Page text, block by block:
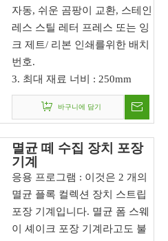
자동, 쉬운 곰팡이 교환, 스테인
레스 스틸 레터 프레스 또는 잉
크 제트/ 리본 인쇄를위한 배치
번호.
3. 최대 재료 너비 : 250mm
바구니에 담기
멸균 떼 수집 장치 포장
기계
응용 프로그램 : 이것은 2 개의
멸균 플록 컬렉션 장치 스트립
포장 기계입니다. 멸균 폼 스웨
이 셰이크 포장 기계라고도 불